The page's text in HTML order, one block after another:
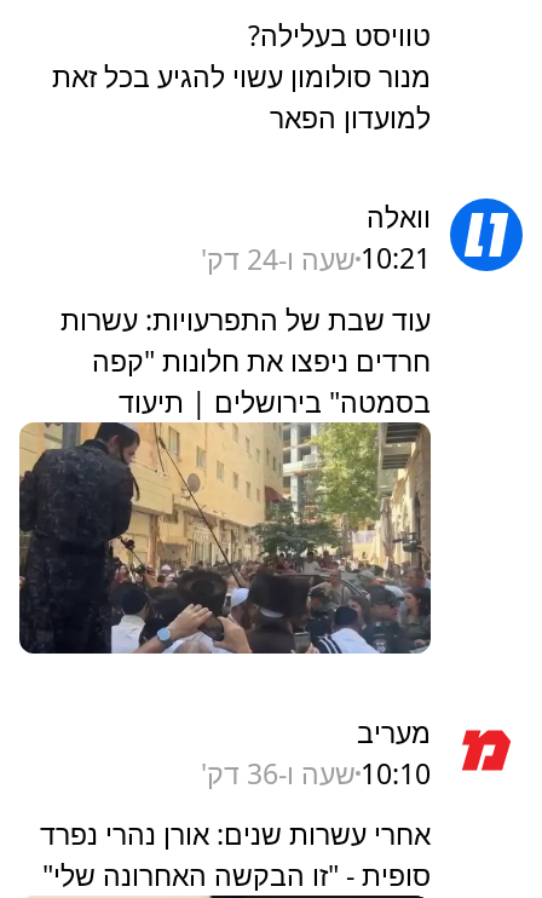
טוויסט בעלילה?
מנור סולומון עשוי להגיע בכל זאת
למועדון הפאר
וואלה
10:21 שעה ו-24 דק'
עוד שבת של התפרעויות: עשרות
חרדים ניפצו את חלונות "קפה
בסמטה" בירושלים | תיעוד
מעריב
10:10 שעה ו-36 דק'
אחרי עשרות שנים: אורן נהרי נפרד
סופית - "זו הבקשה האחרונה שלי"